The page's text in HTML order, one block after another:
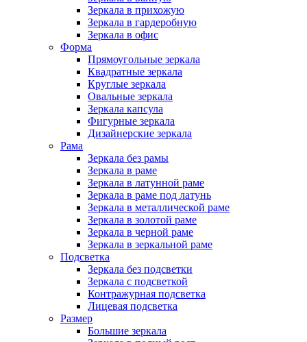
Зеркала в прихожую
Зеркала в гардеробную
Зеркала в офис
Форма
Прямоугольные зеркала
Квадратные зеркала
Круглые зеркала
Овальные зеркала
Зеркала капсула
Фигурные зеркала
Дизайнерские зеркала
Рама
Зеркала без рамы
Зеркала в раме
Зеркала в латунной раме
Зеркала в раме под латунь
Зеркала в металлической раме
Зеркала в золотой раме
Зеркала в черной раме
Зеркала в зеркальной раме
Подсветка
Зеркала без подсветки
Зеркала с подсветкой
Контражурная подсветка
Лицевая подсветка
Размер
Большие зеркала